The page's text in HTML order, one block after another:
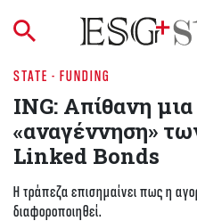
STATE - FUNDING
ING: Απίθανη
«αναγέννηση»
Linked Bonds
Η τράπεζα επισημαίνει πως η
διαφοροποιηθεί.